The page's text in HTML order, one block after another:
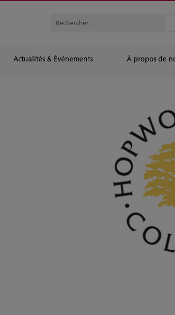
Actualités & Événements À propos de